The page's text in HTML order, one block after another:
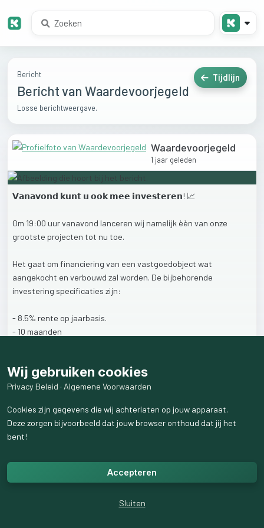
Bericht
Bericht van Waardevoorjegeld
Losse berichtweergave.
Tijdlijn
Waardevoorjegeld
1 jaar geleden
𝗩𝗮𝗻𝗮𝘃𝗼𝗻𝗱 𝗸𝘂𝗻𝘁 𝘂 𝗼𝗼𝗸 𝗺𝗲𝗲 𝗶𝗻𝘃𝗲𝘀𝘁𝗲𝗿𝗲𝗻! 📈
Om 19:00 uurvanavond lanceren wij namelijk èèn van onze
grootste projecten tot nu toe.
Het gaat om financiering van een vastgoedobject wat
aangekocht en verbouwd zal worden. De bijbehorende
investering specificaties zijn:
- 8.5% rente op jaarbasis.
- 10 maanden
Intotaaliser €2.856.000,-aanfinanciering
🔔𝗜𝗻𝘁𝗲𝗿𝗲𝘀𝘀𝗲𝗶𝗻𝗱𝗶𝘁𝗽𝗿𝗼𝗷𝗲𝗰𝘁?
𝗟𝗲𝘁𝗼𝗽:Ditprojectwordtnietopenbaar gedeeldviaonze
website.
nieuwsbrief
investeringskansrechtstreeksinuwmailbox.
waardevoorjegeld.nl/nieuwsbrief
Wij gebruiken cookies
Privacy Beleid · Algemene Voorwaarden
Cookies zijn gegevens die wij achterlaten op jouw apparaat.
Deze zorgen bijvoorbeeld dat jouw browser onthoud dat jij het
bent!
Accepteren
Sluiten